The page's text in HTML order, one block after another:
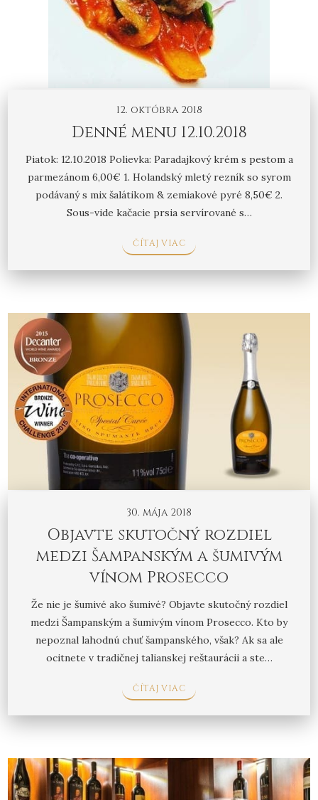
12. októbra 2018
Denné menu 12.10.2018
Piatok: 12.10.2018 Polievka: Paradajkový krém s pestom a
parmezánom 6,00€ 1. Holandský mletý rezník so syrom
podávaný s mix šalátikom & zemiakové pyré 8,50€ 2.
Sous-vide kačacie prsia servírované s…
ČÍTAJ VIAC
30. mája 2018
Objavte skutočný rozdiel
medzi Šampanským a šumivým
vínom Prosecco
Že nie je šumivé ako šumivé? Objavte skutočný rozdiel
medzi Šampanským a šumivým vínom Prosecco. Kto by
nepoznal lahodnú chuť šampanského, však? Ak sa ale
ocitnete v tradičnej talianskej reštaurácii a ste…
ČÍTAJ VIAC